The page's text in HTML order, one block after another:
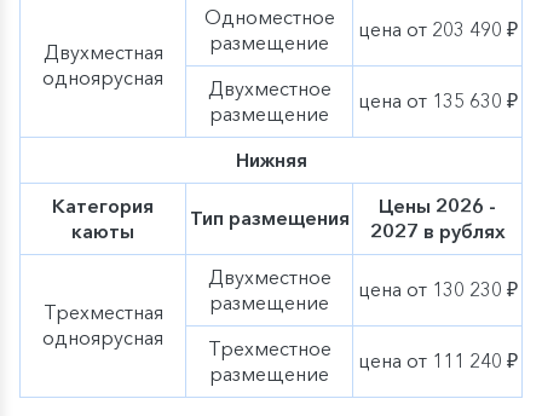
Двухместная
одноярусная
Одноместное
размещение
цена от 203 490 ₽
Двухместное
размещение
цена от 135 630 ₽
Нижняя
Категория
каюты
Тип размещения
Цены 2026 -
2027 в рублях
Трехместная
одноярусная
Двухместное
размещение
цена от 130 230 ₽
Трехместное
размещение
цена от 111 240 ₽